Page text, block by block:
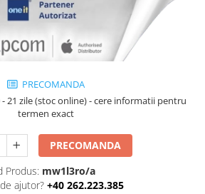
PRECOMANDA
- 21 zile (stoc online) - cere informatii pentru
termen exact
PRECOMANDA
Produs: mw1l3ro/a
ajutor? +40 262.223.385